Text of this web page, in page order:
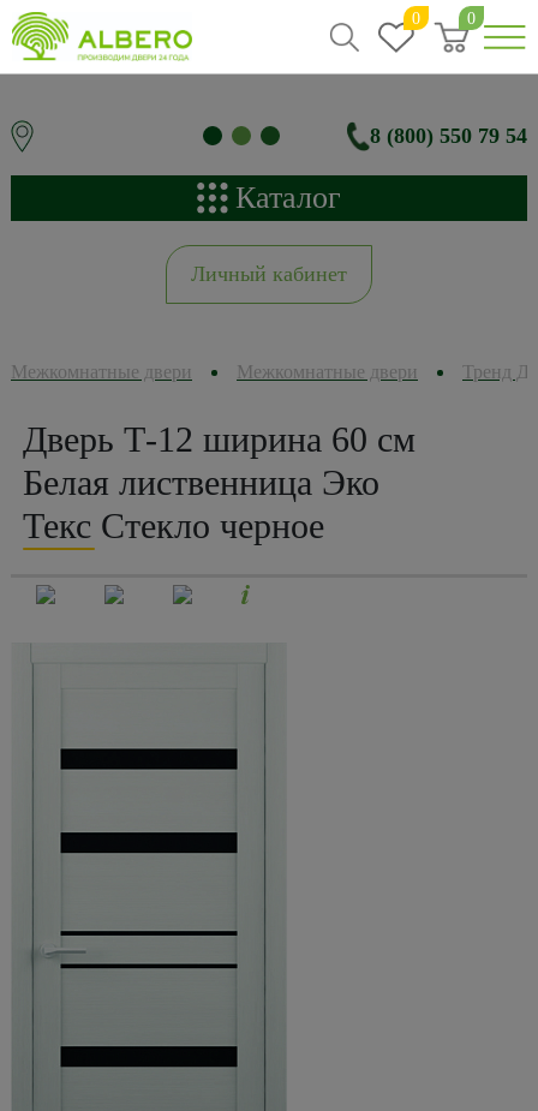
0 0
8 (800) 550 79 54
Каталог
Личный кабинет
Межкомнатные двери Межкомнатные двери Тренд
Дверь Т-12 ширина 60 см
Белая лиственница Эко
Текс Стекло черное